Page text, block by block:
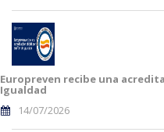
Europreven recibe una
Igualdad
14/07/2026